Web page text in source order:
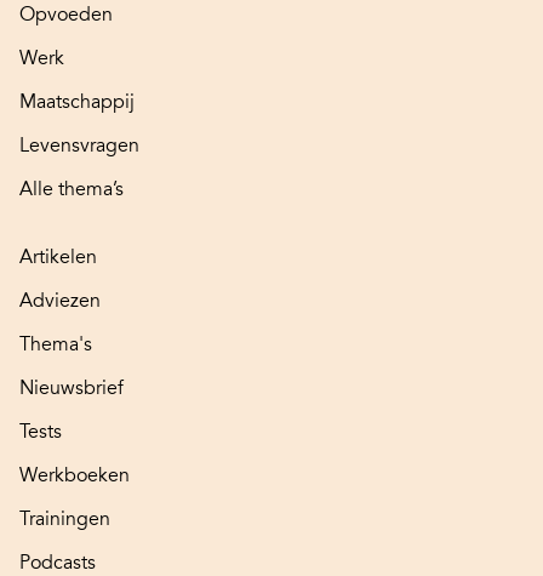
Opvoeden
Werk
Maatschappij
Levensvragen
Alle thema’s
Artikelen
Adviezen
Thema's
Nieuwsbrief
Tests
Werkboeken
Trainingen
Podcasts